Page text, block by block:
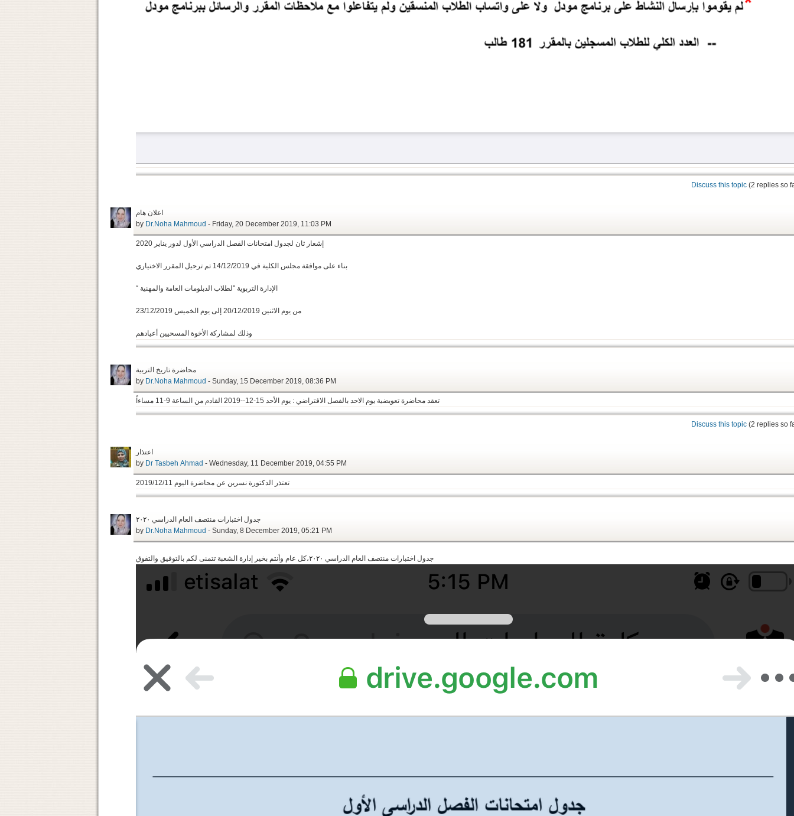
Discuss this topic(2 replies so
اعلان هام
by Dr.Noha Mahmoud - Friday, 20 December 2019, 11:03 PM
إشعار ثان لجدول امتحانات الفصل الدراسي الأول لدور يناير 2020
بناء على موافقة مجلس الكلية في 14/12/2019 تم ترحيل المقرر الاختياري
“ الإدارة التربوية "لطلاب الدبلومات العامة والمهنية
من يوم الاثنين 20/12/2019 إلى يوم الخميس 23/12/2019
وذلك لمشاركة الأخوة المسحيين أعيادهم
محاضرة تاريخ التربية
by Dr.Noha Mahmoud - Sunday, 15 December 2019, 08:36 PM
تعقد محاضرة تعويضية يوم الاحد بالفصل الافتراضي : يوم الأحد 15-12--2019 القادم من الساعة 9-11 مساءاً
Discuss this topic(2 replies so
اعتذار
by Dr Tasbeh Ahmad - Wednesday, 11 December 2019, 04:55 PM
تعتذر الدكتورة نسرين عن محاضرة اليوم 2019/12/11
جدول اختبارات منتصف العام الدراسي ٢٠٢٠
by Dr.Noha Mahmoud - Sunday, 8 December 2019, 05:21 PM
جدول اختبارات منتصف العام الدراسي ٢٠٢٠،كل عام وأنتم بخير إدارة الشعبة تتمنى لكم بالتوفيق والتفوق